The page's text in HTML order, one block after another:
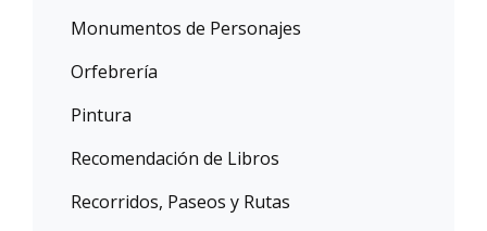
Monumentos de Personajes
Orfebrería
Pintura
Recomendación de Libros
Recorridos, Paseos y Rutas